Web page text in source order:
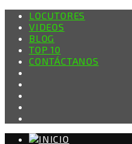
LOCUTORES
VIDEOS
BLOG
TOP 10
CONTÁCTANOS